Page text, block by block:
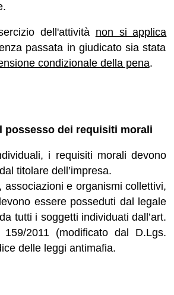
dell'attività non si applica
passata in giudicato sia stata
condizionale della pena.
possesso dei requisiti morali
i requisiti morali devono
titolare dell’impresa.
associazioni e organismi collettivi,
essere posseduti dal legale
tutti i soggetti individuati dall’art.
2011 (modificato dal D.Lgs.
delle leggi antimafia.